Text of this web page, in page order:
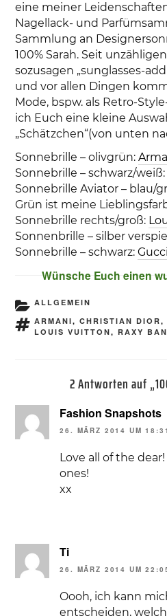
eine meiner
Nagellack- und
Sammlung an
100% Sarah. Seit
sozusagen „sunglasses-
und vor allen Dingen
Mode, bspw. als Retro-
ich Euch eine kleine
„Schätzchen“(von unten
Sonnebrille – olivgrün:
Sonnebrille – schwarz/weiß:
Sonnebrille Aviator – blau/
Grün ist meine
Sonnebrille rechts/groß:
Sonnenbrille – silber
Sonnebrille – schwarz:Gucci
Wünsche Euch einen
KATEGORIEN
ALLGEMEIN
SCHLAGWÖRTER
ARMANI, CHRISTIAN DIOR,
LOUIS VUITTON, RAXY BAN
2 Antworten auf
Fashion Snapshots
26. MÄRZ 2014 UM
Love all of the
ones!
xx
Ti
26. MÄRZ 2014 UM
Oooh, ich kann
entscheiden,